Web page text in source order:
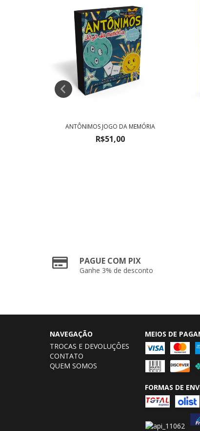
ANTÔNIMOS JOGO DA MEMÓRIA
R$51,00
PAGUE COM PIX
Ganhe 3% de desconto
NAVEGAÇÃO
TROCAS E DEVOLUÇÔES
CONTATO
QUEM SOMOS
MEIOS DE
FORMAS DE